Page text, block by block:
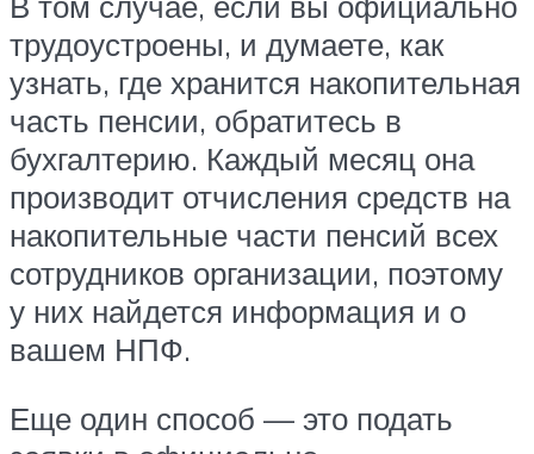
трудоустроены, и думаете, как
узнать, где хранится накопительная
часть пенсии, обратитесь в
бухгалтерию. Каждый месяц она
производит отчисления средств на
накопительные части пенсий всех
сотрудников организации, поэтому
у них найдется информация и о
вашем НПФ.
Еще один способ — это подать